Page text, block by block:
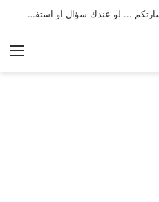
نتشرف بتلقي طلباتكم و استفسارتكم ... لو عندك سؤال او استفسار ماتدرددش فى طلب المساعدة